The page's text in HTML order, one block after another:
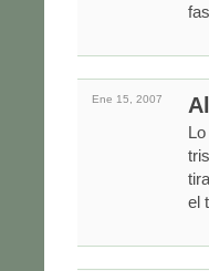
Ene 15, 2007
el